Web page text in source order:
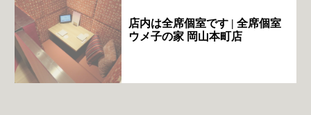
店内は全席個室です | 全席個室
ウメ子の家 岡山本町店